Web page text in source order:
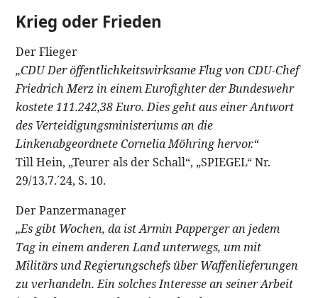
Krieg oder Frieden
Der Flieger
„CDU Der öffentlichkeitswirksame Flug von CDU-Chef
Friedrich Merz in einem Eurofighter der Bundeswehr
kostete 111.242,38 Euro. Dies geht aus einer Antwort
des Verteidigungsministeriums an die
Linkenabgeordnete Cornelia Möhring hervor.“
Till Hein, „Teurer als der Schall“, „SPIEGEL“ Nr.
29/13.7.´24, S. 10.
Der Panzermanager
„Es gibt Wochen, da ist Armin Papperger an jedem
Tag in einem anderen Land unterwegs, um mit
Militärs und Regierungschefs über Waffenlieferungen
zu verhandeln. Ein solches Interesse an seiner Arbeit